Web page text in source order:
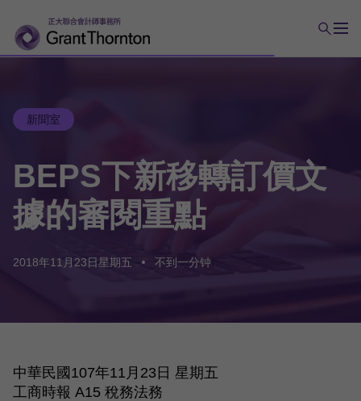
新聞室
BEPS下新移轉訂價文
據的審閱重點
2018年11月23日星期五 不到一分钟
中華民國107年11月23日 星期五
工商時報 A15 稅務法務